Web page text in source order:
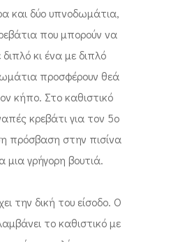
και δύο υπνοδωμάτια,
που μπορούν να
κι ένα με διπλό
προσφέρουν θεά
κήπο. Στο καθιστικό
κρεβάτι για τον 5o
πρόσβαση στην πισίνα
μια γρήγορη βουτιά.
την δική του είσοδο. Ο
το καθιστικό με